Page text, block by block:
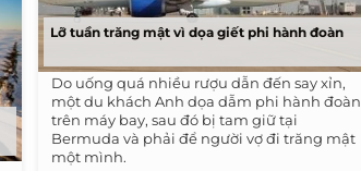
Lỡ tuần trăng mật vì dọa giết phi hành đoàn
Do uống quá nhiều rượu dẫn đến say xỉn,
một du khách Anh dọa dẫm phi hành đoàn
trên máy bay, sau đó bị tam giữ tại
Bermuda và phải để người vợ đi trăng mật
một mình.